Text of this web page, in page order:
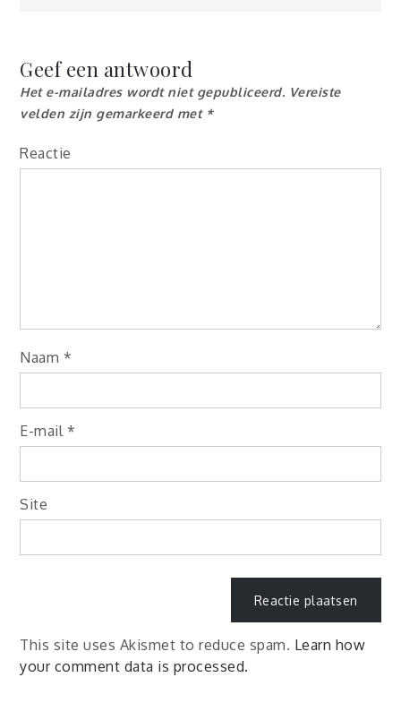
Geef een antwoord
Het e-mailadres wordt niet gepubliceerd. Vereiste
velden zijn gemarkeerd met *
Reactie
Naam *
E-mail *
Site
This site uses Akismet to reduce spam. Learn how
your comment data is processed.